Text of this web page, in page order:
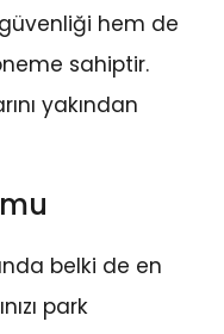
hem de
sahiptir.
yakından
belki de en
park